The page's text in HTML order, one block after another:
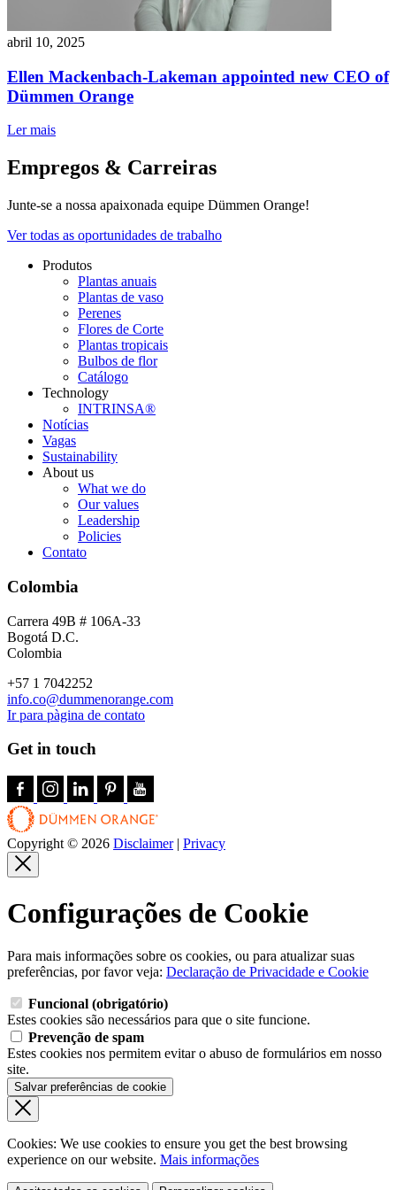
abril 10, 2025
Ellen Mackenbach-Lakeman appointed new CEO of
Dümmen Orange
Ler mais
Empregos & Carreiras
Junte-se a nossa apaixonada equipe Dümmen Orange!
Ver todas as oportunidades de trabalho
Produtos
Plantas anuais
Plantas de vaso
Perenes
Flores de Corte
Plantas tropicais
Bulbos de flor
Catálogo
Technology
INTRINSA®
Notícias
Vagas
Sustainability
About us
What we do
Our values
Leadership
Policies
Contato
Colombia
Carrera 49B # 106A-33
Bogotá D.C.
Colombia
+57 1 7042252
info.co@dummenorange.com
Ir para pàgina de contato
Get in touch
Copyright © 2026 Disclaimer| Privacy
Configurações de Cookie
Para mais informações sobre os cookies, ou para atualizar suas
preferências, por favor veja: Declaração de Privacidade e Cookie
Funcional (obrigatório)
Estes cookies são necessários para que o site funcione.
Prevenção de spam
Estes cookies nos permitem evitar o abuso de formulários em nosso
site.
Salvar preferências de cookie
Cookies: We use cookies to ensure you get the best browsing
experience on our website. Mais informações